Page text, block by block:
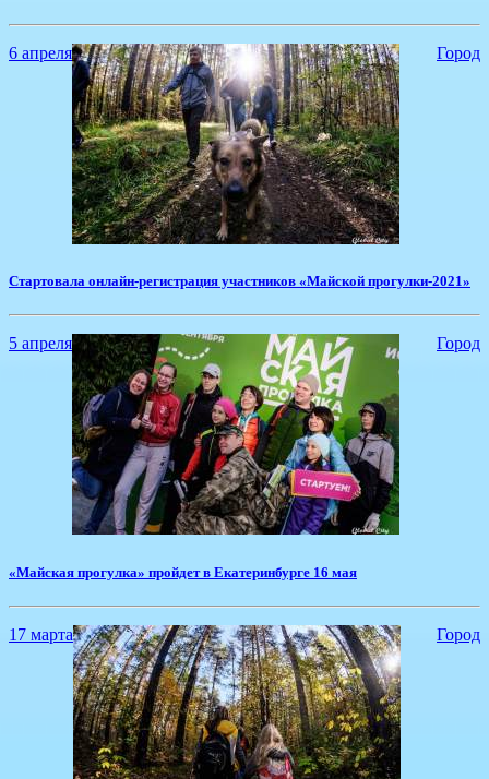
6 апреля Город
​Стартовала онлайн-регистрация участников «Майской прогулки-2021»
5 апреля Город
​«Майская прогулка» пройдет в Екатеринбурге 16 мая
17 марта Город